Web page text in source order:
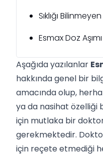
Sıklığı
Esmax Doz Aşımı
Aşağıda yazılanlar
hakkında genel bir
amacında olup,
ya da nasihat özelliği
için mutlaka bir
gerekmektedir.
için reçete etmediği